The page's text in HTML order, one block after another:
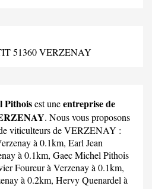
51360 VERZENAY
Pithoisest uneentreprise de
. Nous vous proposons
viticulteurs de VERZENAY :
à 0.1km, Earl Jean
à 0.1km, Gaec Michel Pithois
Foureurà Verzenay à 0.1km,
à 0.2km, Hervy Quenardel à